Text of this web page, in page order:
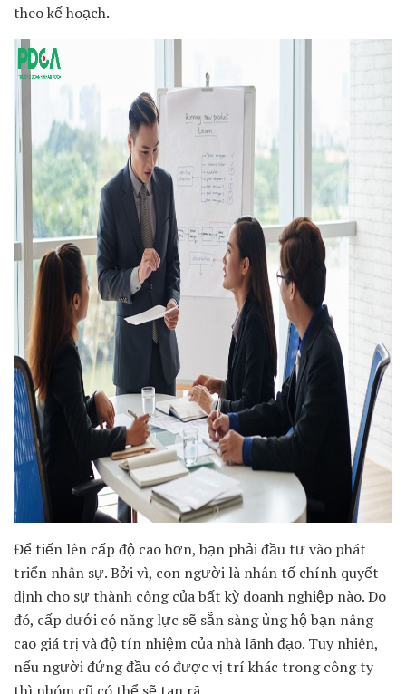
theo kế hoạch.
Để tiến lên cấp độ cao hơn, bạn phải đầu tư vào phát
triển nhân sự. Bởi vì, con người là nhân tố chính quyết
định cho sự thành công của bất kỳ doanh nghiệp nào. Do
đó, cấp dưới có năng lực sẽ sẵn sàng ủng hộ bạn nâng
cao giá trị và độ tín nhiệm của nhà lãnh đạo. Tuy nhiên,
nếu người đứng đầu có được vị trí khác trong công ty